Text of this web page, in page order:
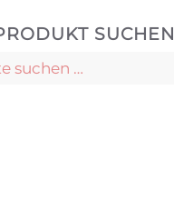
SUCHEN